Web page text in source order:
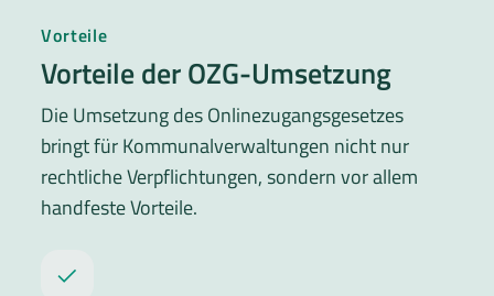
Vorteile der OZG-Umsetzung
Die Umsetzung des Onlinezugangsgesetzes
bringt für Kommunalverwaltungen nicht nur
rechtliche Verpflichtungen, sondern vor allem
handfeste Vorteile.
Vorteile